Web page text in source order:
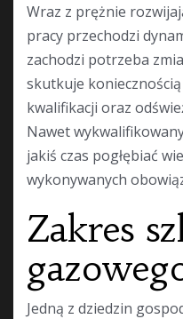
Wraz z prężnie
pracy przechodzi
zachodzi potrzeba
skutkuje
kwalifikacji oraz
Nawet
jakiś czas pogłębiać
wykonywanych
Zakres
Jedną z dziedzin